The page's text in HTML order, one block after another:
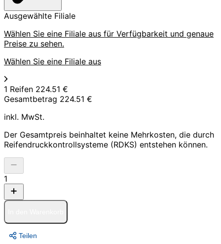
Ausgewählte Filiale
Wählen Sie eine Filiale aus für Verfügbarkeit und genaue
Preise zu sehen.
Wählen Sie eine Filiale aus
1 Reifen 224.51 €
Gesamtbetrag 224.51 €
inkl. MwSt.
Der Gesamtpreis beinhaltet keine Mehrkosten, die durch
Reifendruckkontrollsysteme (RDKS) entstehen können.
1
Teilen